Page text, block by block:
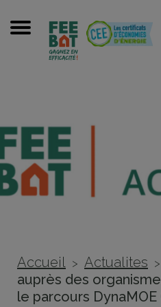
Menu
Accueil > Actualites >
auprès des
le parcours DynaMOE